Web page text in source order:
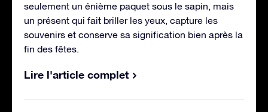
seulement un énième paquet sous le sapin, mais
un présent qui fait briller les yeux, capture les
souvenirs et conserve sa signification bien après la
fin des fêtes.
Lire l'article complet